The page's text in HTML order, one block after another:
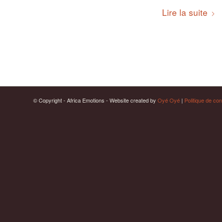
Lire la suite
© Copyright - Africa Emotions - Website created by Oyé Oyé | Politique de